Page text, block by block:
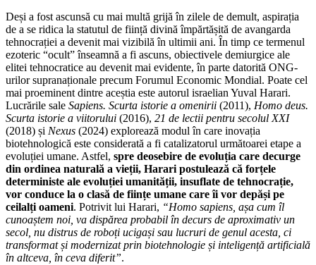
Deși a fost ascunsă cu mai multă grijă în zilele de demult, aspirația
de a se ridica la statutul de ființă divină împărtășită de avangarda
tehnocrației a devenit mai vizibilă în ultimii ani. În timp ce termenul
ezoteric “ocult” înseamnă a fi ascuns, obiectivele demiurgice ale
elitei tehnocratice au devenit mai evidente, în parte datorită ONG-
urilor supranaționale precum Forumul Economic Mondial. Poate cel
mai proeminent dintre aceștia este autorul israelian Yuval Harari.
Lucrările sale Sapiens. Scurta istorie a omenirii (2011), Homo deus.
Scurta istorie a viitorului (2016), 21 de lectii pentru secolul XXI
(2018) și Nexus (2024) explorează modul în care inovația
biotehnologică este considerată a fi catalizatorul următoarei etape a
evoluției umane. Astfel, spre deosebire de evoluția care decurge
din ordinea naturală a vieții, Harari postulează că forțele
deterministe ale evoluției umanității, insuflate de tehnocrație,
vor conduce la o clasă de ființe umane care îi vor depăși pe
ceilalți oameni. Potrivit lui Harari, “Homo sapiens, așa cum îl
cunoaștem noi, va dispărea probabil în decurs de aproximativ un
secol, nu distrus de roboți ucigași sau lucruri de genul acesta, ci
transformat și modernizat prin biotehnologie și inteligență artificială
în altceva, în ceva diferit”.